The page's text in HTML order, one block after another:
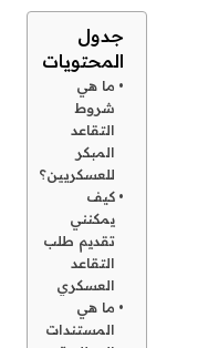
العسكري
ما هي
المستندات
المطلوبة
للتقاعد
العسكري
ما هي
مكافأة نهاية
الخدمة
للعسكريين
صيغة
خطاب